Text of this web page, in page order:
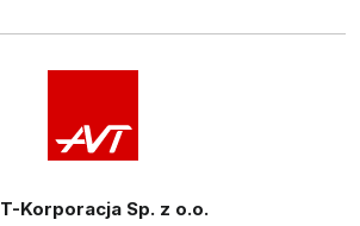
Korporacja Sp. z o.o.